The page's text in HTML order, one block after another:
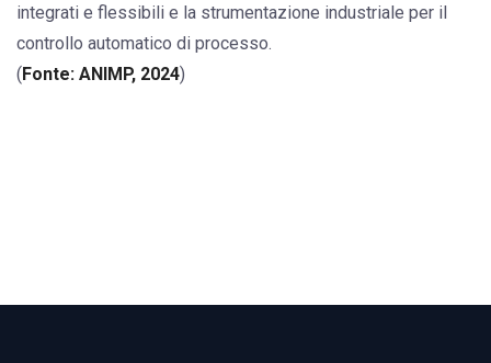
integrati e flessibili e la strumentazione industriale per il
controllo automatico di processo.
(Fonte: ANIMP, 2024)